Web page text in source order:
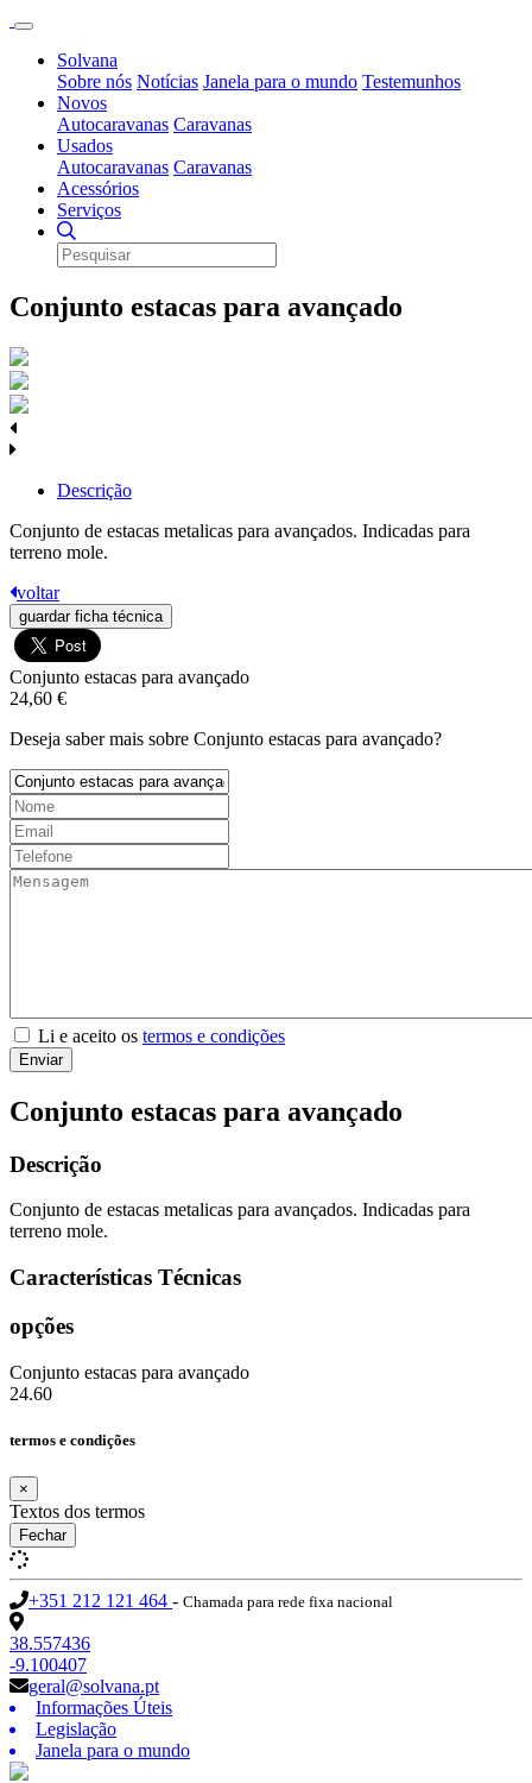
Solvana
Sobre nós Notícias Janela para o mundo Testemunhos
Novos
Autocaravanas Caravanas
Usados
Autocaravanas Caravanas
Acessórios
Serviços
Conjunto estacas para avançado
Descrição
Conjunto de estacas metalicas para avançados. Indicadas para
terreno mole.
voltar
guardar ficha técnica
Conjunto estacas para avançado
24,60 €
Deseja saber mais sobre Conjunto estacas para avançado?
Li e aceito os termos e condições
Enviar
Conjunto estacas para avançado
Descrição
Conjunto de estacas metalicas para avançados. Indicadas para
terreno mole.
Características Técnicas
opções
Conjunto estacas para avançado
24.60
termos e condições
×
Textos dos termos
Fechar
+351 212 121 464 - Chamada para rede fixa nacional
38.557436
-9.100407
geral@solvana.pt
Informações Úteis
Legislação
Janela para o mundo